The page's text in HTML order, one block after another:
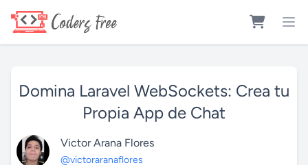
Domina Laravel WebSockets: Crea tu
Propia App de Chat
Victor Arana Flores
@victoraranaflores